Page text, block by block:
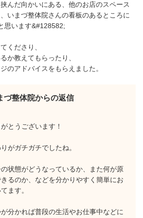
んだ向かいにある、他のお店のスペース
いまづ整体院さんの看板のあるところに
思います&#128582;
くださり、
か教えてもらったり、
のアドバイスをもらえました。
づ整体院からの返信
とうございます！
がガチガチでしたね。
状態がどうなっているか、また何が原
るのか、などを分かりやすく簡単にお
ます。
分かれば普段の生活やお仕事中などに